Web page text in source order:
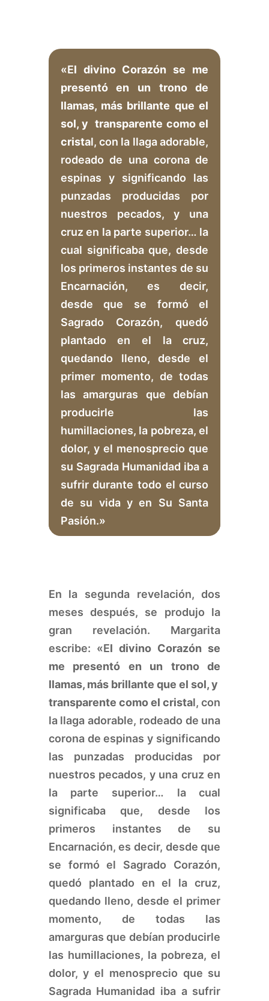
«El divino Corazón se me
presentó en un trono de
llamas, más brillante que el
sol, y transparente como el
cristal, con la llaga adorable,
rodeado de una corona de
espinas y significando las
punzadas producidas por
nuestros pecados, y una
cruz en la parte superior… la
cual significaba que, desde
los primeros instantes de su
Encarnación, es decir,
desde que se formó el
Sagrado Corazón, quedó
plantado en el la cruz,
quedando lleno, desde el
primer momento, de todas
las amarguras que debían
producirle las
humillaciones, la pobreza, el
dolor, y el menosprecio que
su Sagrada Humanidad iba a
sufrir durante todo el curso
de su vida y en Su Santa
Pasión.»
En la segunda revelación, dos
meses después, se produjo la
gran revelación. Margarita
escribe: «El divino Corazón se
me presentó en un trono de
llamas, más brillante que el sol, y
transparente como el cristal, con
la llaga adorable, rodeado de una
corona de espinas y significando
las punzadas producidas por
nuestros pecados, y una cruz en
la parte superior… la cual
significaba que, desde los
primeros instantes de su
Encarnación, es decir, desde que
se formó el Sagrado Corazón,
quedó plantado en el la cruz,
quedando lleno, desde el primer
momento, de todas las
amarguras que debían producirle
las humillaciones, la pobreza, el
dolor, y el menosprecio que su
Sagrada Humanidad iba a sufrir